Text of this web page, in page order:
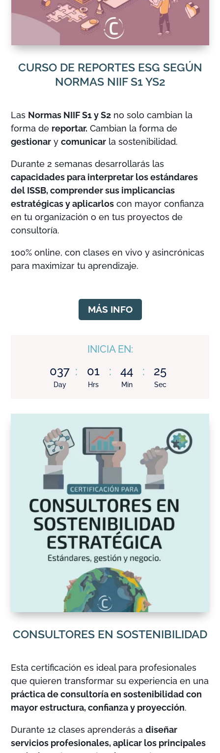
CURSO DE REPORTES ESG SEGÚN
NORMAS NIIF S1 YS2
Las Normas NIIF S1 y S2 no solo cambian la
forma de reportar. Cambian la forma de
gestionar ycomunicar la sostenibilidad.
Durante 2 semanas desarrollarás las
capacidades para interpretar los estándares
del ISSB, comprender sus implicancias
estratégicas y aplicarlos con mayor confianza
en tu organización o en tus proyectos de
consultoría.
100% online, con clases en vivo y asincrónicas
para maximizar tu aprendizaje.
MÁS INFO
INICIA EN:
037
Day
: 01
Hrs
: 44
Min
: 24
Sec
CONSULTORES EN SOSTENIBILIDAD
Esta certificación es ideal para profesionales
que quieren transformar su experiencia en una
práctica de consultoría en sostenibilidad con
mayor estructura, confianza y proyección.
Durante 12 clases aprenderás adiseñar
servicios profesionales, aplicar los principales